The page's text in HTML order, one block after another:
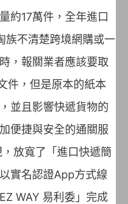
約17萬件，全年進口
族不清楚跨境網購或一
，報關業者應該要取
件，但是原本的紙本
並且影響快遞貨物的
便捷與安全的通關服
放寬了「進口快遞簡
實名認證App方式線
WAY 易利委」完成